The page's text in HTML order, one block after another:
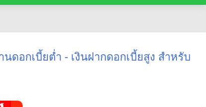
ดอกเบี้ยต่ำ - เงินฝากดอกเบี้ยสูง สำหรับ